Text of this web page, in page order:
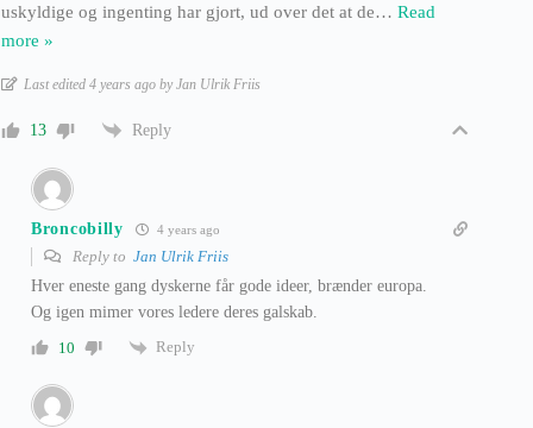
uskyldige og ingenting har gjort, ud over det at de… Read
more »
Last edited 4 years ago by Jan Ulrik Friis
13 Reply
Broncobilly 4 years ago
Reply to Jan Ulrik Friis
Hver eneste gang dyskerne får gode ideer, brænder europa.
Og igen mimer vores ledere deres galskab.
10
Reply